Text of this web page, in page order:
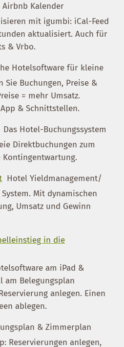
Airbnb Kalender
mit igumbi: iCal-Feed
aktualisiert. Auch für
& Vrbo.
Hotelsoftware für kleine
Sie Buchungen, Preise &
= mehr Umsatz.
& Schnittstellen.
Das Hotel-Buchungssystem
Direktbuchungen zum
Kontingentwartung.
Hotel Yieldmanagement/
Mit dynamischen
Umsatz und Gewinn
in die
am iPad &
am Belegungsplan
anlegen. Einen
ablegen.
& Zimmerplan
Reservierungen anlegen,